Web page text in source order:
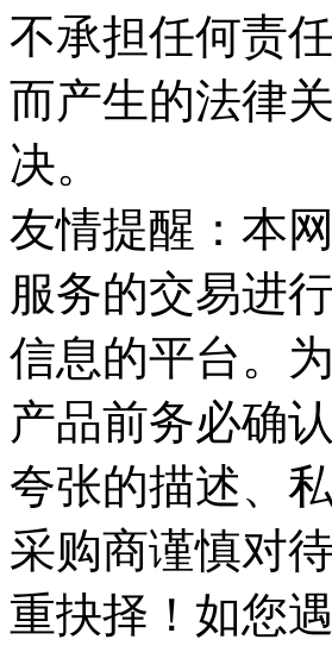
不承担任何责
而产生的法律
决。
友情提醒：本
服务的交易进
信息的平台。
产品前务必确
夸张的描述、
采购商谨慎对
重抉择！如您